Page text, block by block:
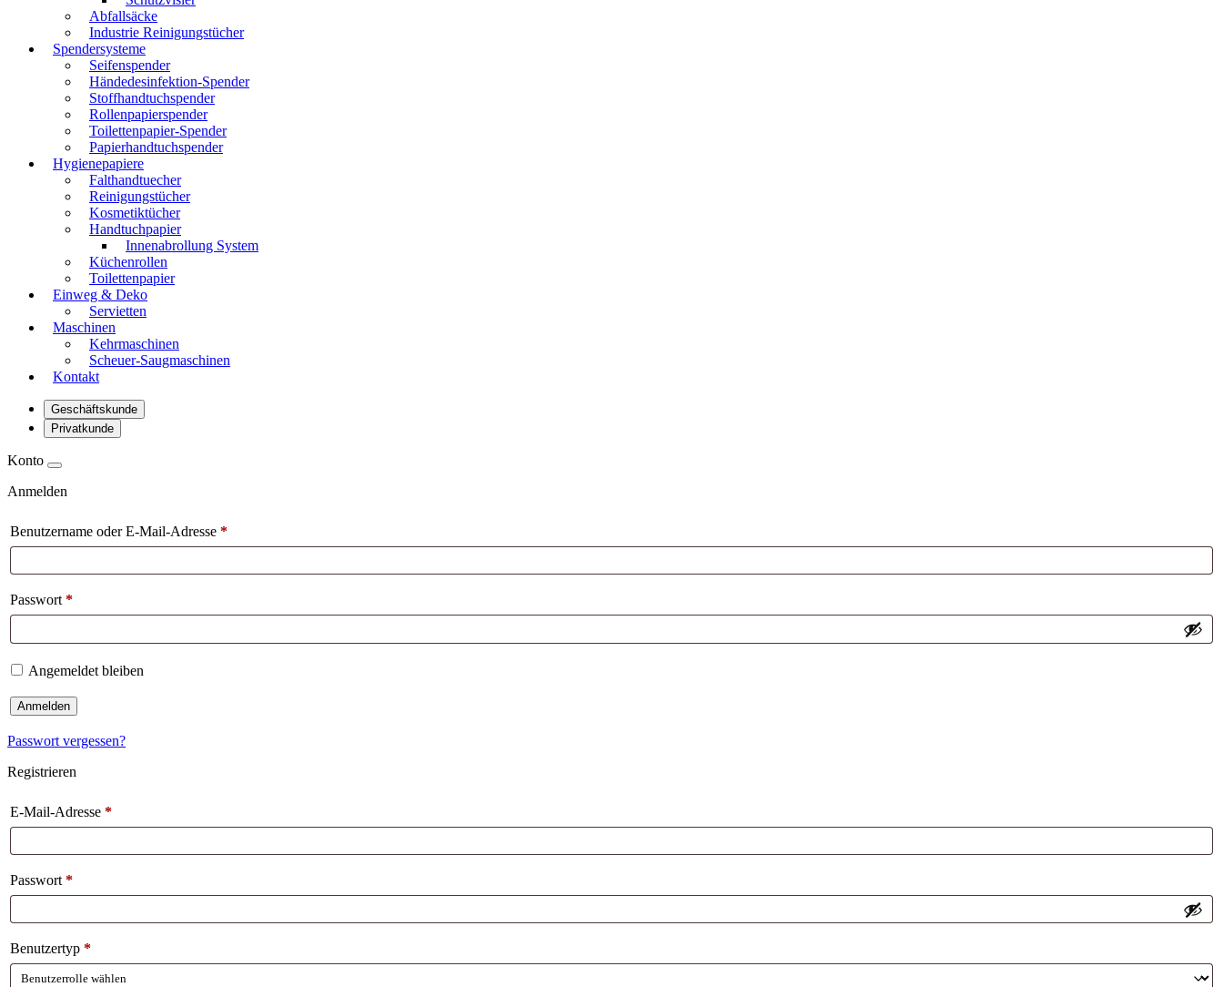
Abfallsäcke
Industrie Reinigungstücher
Spendersysteme
Seifenspender
Händedesinfektion-Spender
Stoffhandtuchspender
Rollenpapierspender
Toilettenpapier-Spender
Papierhandtuchspender
Hygienepapiere
Falthandtuecher
Reinigungstücher
Kosmetiktücher
Handtuchpapier
Innenabrollung System
Küchenrollen
Toilettenpapier
Einweg & Deko
Servietten
Maschinen
Kehrmaschinen
Scheuer-Saugmaschinen
Kontakt
Geschäftskunde
Privatkunde
Konto
Anmelden
Benutzername oder E-Mail-Adresse *
Passwort *
Angemeldet bleiben
Anmelden
Passwort vergessen?
Registrieren
E-Mail-Adresse *
Passwort *
Benutzertyp *